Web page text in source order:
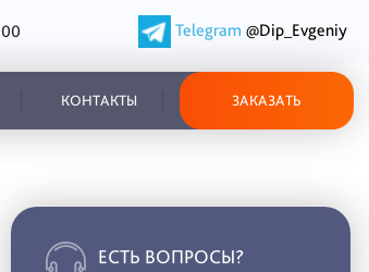
Telegram @Dip_Evgeniy
КОНТАКТЫ ЗАКАЗАТЬ
ЕСТЬ ВОПРОСЫ?